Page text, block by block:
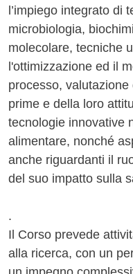
l’impiego integrato di
microbiologia,
molecolare, tecniche
l'ottimizzazione ed il
processo,
prime e della loro
tecnologie innovative
alimentare, nonché
anche riguardanti il
del suo impatto sulla
.
Il Corso prevede
alla ricerca, con un